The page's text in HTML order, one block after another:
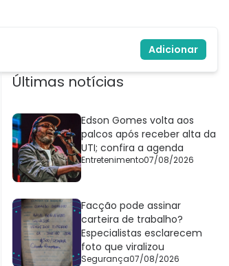
Adicionar
Últimas notícias
Edson Gomes volta aos
palcos após receber alta da
UTI; confira a agenda
Entretenimento07/08/2026
Facção pode assinar
carteira de trabalho?
Especialistas esclarecem
foto que viralizou
Segurança07/08/2026